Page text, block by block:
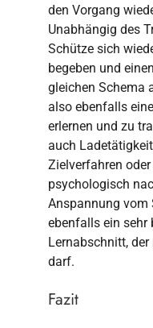
den Vorgang
Unabhängig des
Schütze sich
begeben und
gleichen Schema
also ebenfalls
erlernen und zu
auch
Zielverfahren
psychologisch
Anspannung vom
ebenfalls ein sehr
Lernabschnitt,
darf.
Fazit